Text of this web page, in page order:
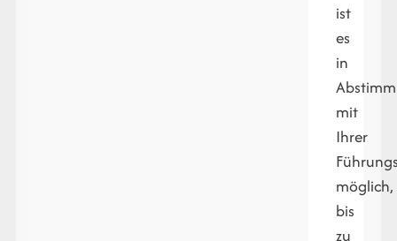
ist
es
in
mit
Ihrer
möglich,
bis
zu